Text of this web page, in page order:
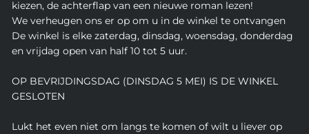
kiezen, de achterflap van een nieuwe roman lezen!
We verheugen ons er op om u in de winkel te ontvangen
De winkel is elke zaterdag, dinsdag, woensdag, donderdag
en vrijdag open van half 10 tot 5 uur.
OP BEVRIJDINGSDAG (DINSDAG 5 MEI) IS DE WINKEL
GESLOTEN
Lukt het even niet om langs te komen of wilt u liever op